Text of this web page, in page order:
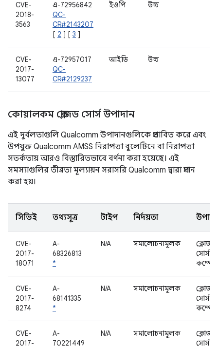
CVE-
2018-
3563
এ-72956842
QC-
CR#2143207
[ 2 ] [ 3 ]
ইওপি উচ্চ
CVE-
2017-
13077
এ-72957017
QC-
CR#2129237
আইডি উচ্চ
কোয়ালকম ক্লোজড সোর্স উপাদান
এই দুর্বলতাগুলি Qualcomm উপাদানগুলিকে প্রভাবিত করে এবং
উপযুক্ত Qualcomm AMSS নিরাপত্তা বুলেটিনে বা নিরাপত্তা
সতর্কতায় আরও বিস্তারিতভাবে বর্ণনা করা হয়েছে। এই
সমস্যাগুলির তীব্রতা মূল্যায়ন সরাসরি Qualcomm দ্বারা প্রদান
করা হয়।
সিভিই তথ্যসূত্র টাইপ নির্দয়তা
CVE-
2017-
18071
A-
68326813
*
N/A সমালোচনামূলক
ক্লোজড
সোর্স
CVE-
2017-
8274
A-
68141335
*
N/A সমালোচনামূলক
ক্লোজড
সোর্স
CVE-
2017-
A-
70221449
N/A সমালোচনামূলক
ক্লোজড
সোর্স